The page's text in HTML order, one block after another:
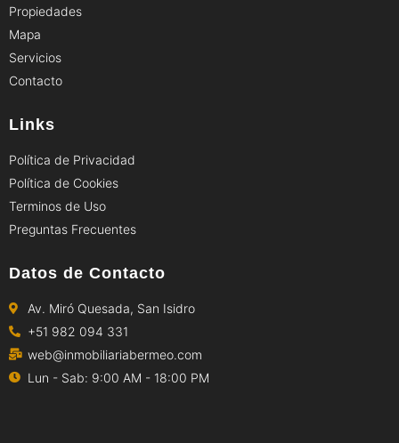
Propiedades
Mapa
Servicios
Contacto
Links
Política de Privacidad
Política de Cookies
Terminos de Uso
Preguntas Frecuentes
Datos de Contacto
Av. Miró Quesada, San Isidro
+51 982 094 331
web@inmobiliariabermeo.com
Lun - Sab: 9:00 AM - 18:00 PM